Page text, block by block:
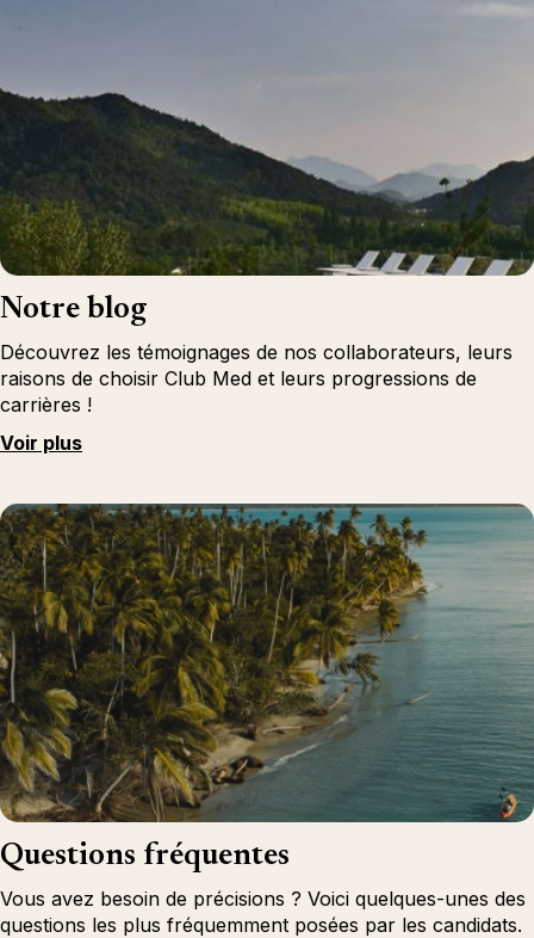
Notre blog
Découvrez les témoignages de nos collaborateurs, leurs
raisons de choisir Club Med et leurs progressions de
carrières !
Voir plus
Questions fréquentes
Vous avez besoin de précisions ? Voici quelques-unes des
questions les plus fréquemment posées par les candidats.